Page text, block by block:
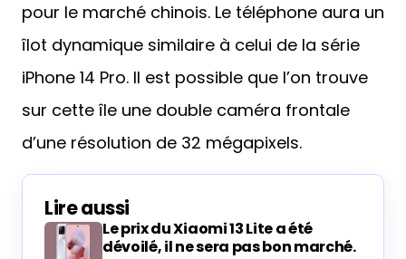
pour le marché chinois. Le téléphone aura un
îlot dynamique similaire à celui de la série
iPhone 14 Pro. Il est possible que l’on trouve
sur cette île une double caméra frontale
d’une résolution de 32 mégapixels.
Lire aussi
Le prix du Xiaomi 13 Lite a été
dévoilé, il ne sera pas bon marché.